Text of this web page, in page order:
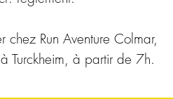
Run Aventure Colmar,
Turckheim, à partir de 7h.